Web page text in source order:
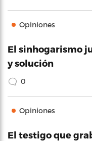
Opiniones
El sinhogarismo
y solución
0
Opiniones
El testigo que